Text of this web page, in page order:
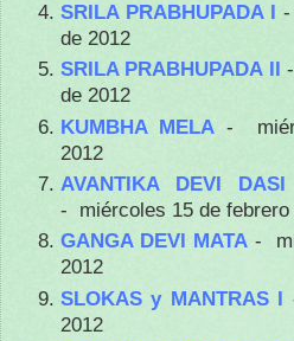
SRILA PRABHUPADA I
de 2012
SRILA PRABHUPADA II
de 2012
KUMBHA MELA -
2012
AVANTIKA DEVI
- miércoles 15 de febrero
GANGA DEVI MATA -
2012
SLOKAS y MANTRAS I
2012